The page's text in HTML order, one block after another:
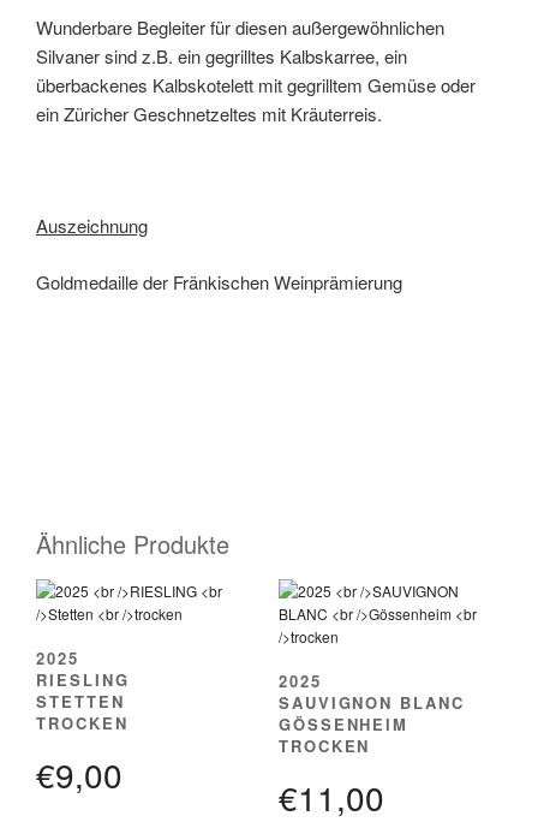
Wunderbare Begleiter für diesen außergewöhnlichen
Silvaner sind z.B. ein gegrilltes Kalbskarree, ein
überbackenes Kalbskotelett mit gegrilltem Gemüse oder
ein Züricher Geschnetzeltes mit Kräuterreis.
Auszeichnung
Goldmedaille der Fränkischen Weinprämierung
Ähnliche Produkte
2025
RIESLING
STETTEN
TROCKEN
€9,00
2025
SAUVIGNON BLANC
GÖSSENHEIM
TROCKEN
€11,00